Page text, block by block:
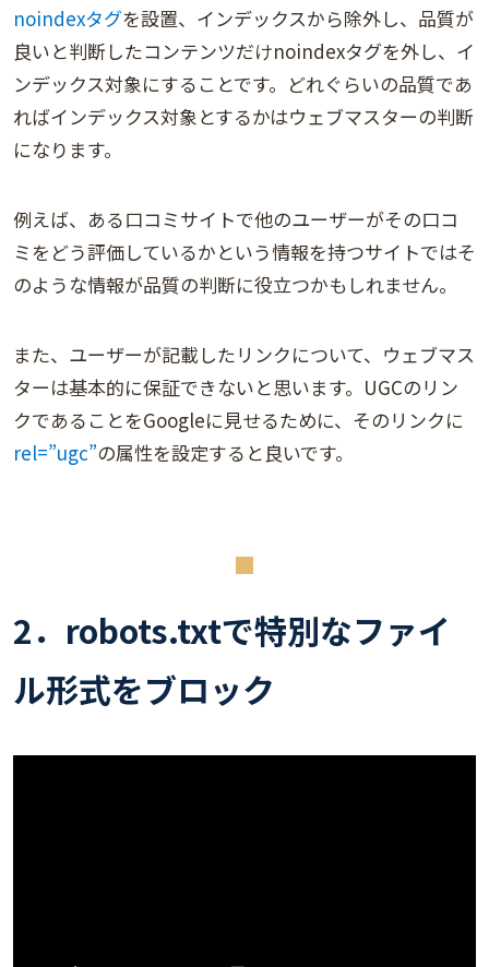
noindexタグを設置、インデックスから除外し、品質が
良いと判断したコンテンツだけnoindexタグを外し、イ
ンデックス対象にすることです。どれぐらいの品質であ
ればインデックス対象とするかはウェブマスターの判断
になります。
例えば、ある口コミサイトで他のユーザーがその口コ
ミをどう評価しているかという情報を持つサイトではそ
のような情報が品質の判断に役立つかもしれません。
また、ユーザーが記載したリンクについて、ウェブマス
ターは基本的に保証できないと思います。UGCのリン
クであることをGoogleに見せるために、そのリンクに
rel=”ugc”の属性を設定すると良いです。
2．robots.txtで特別なファイ
ル形式をブロック